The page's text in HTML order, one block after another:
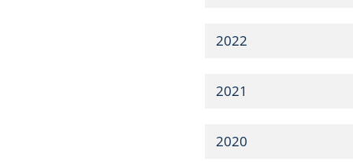
2022
2021
2020